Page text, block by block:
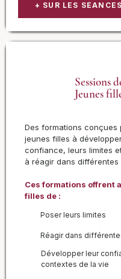
+ SUR LES
Sessions
Jeunes
Des formations conçues
jeunes filles à
confiance, leurs limites
à réagir dans différentes
Ces formations offrent
filles de :
Poser leurs limites
Réagir dans
Développer leur
contextes de la vie